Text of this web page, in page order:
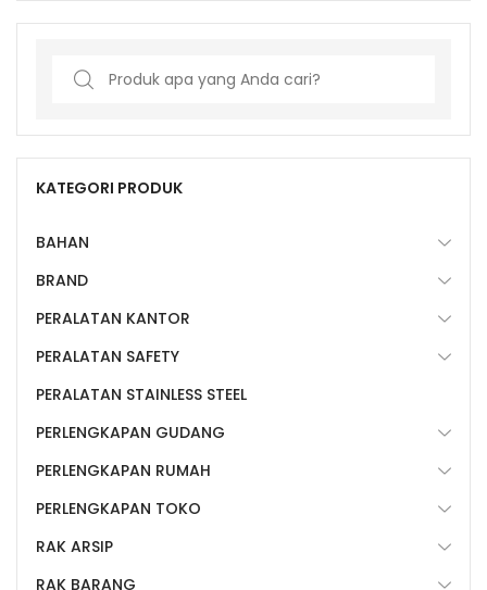
Search
KATEGORI PRODUK
BAHAN
BRAND
PERALATAN KANTOR
PERALATAN SAFETY
PERALATAN STAINLESS STEEL
PERLENGKAPAN GUDANG
PERLENGKAPAN RUMAH
PERLENGKAPAN TOKO
RAK ARSIP
RAK BARANG